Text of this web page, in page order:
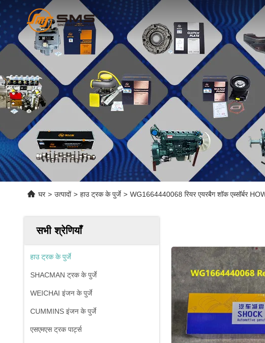
घर > उत्पादों > हाउ ट्रक के पुर्जे > WG1664440068 रियर एयरबैग शॉक एब्सॉर्बर
सभी श्रेणियाँ
हाउ ट्रक के पुर्जे
SHACMAN ट्रक के पुर्जे
WEICHAI इंजन के पुर्जे
CUMMINS इंजन के पुर्जे
एसएमएस ट्रक पार्ट्स